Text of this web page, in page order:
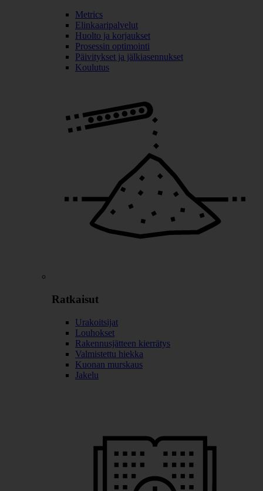
Metrics
Elinkaaripalvelut
Huolto ja korjaukset
Prosessin optimointi
Päivitykset ja jälkiasennukset
Koulutus
Ratkaisut
Urakoitsijat
Louhokset
Rakennusjätteen kierrätys
Valmistettu hiekka
Kuonan murskaus
Jakelu